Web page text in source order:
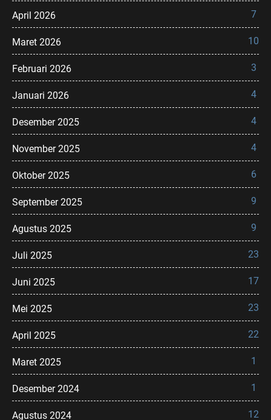
April 2026 7
Maret 2026 10
Februari 2026 3
Januari 2026 4
Desember 2025 4
November 2025 4
Oktober 2025 6
September 2025 9
Agustus 2025 9
Juli 2025 23
Juni 2025 17
Mei 2025 23
April 2025 22
Maret 2025 1
Desember 2024 1
Agustus 2024 12